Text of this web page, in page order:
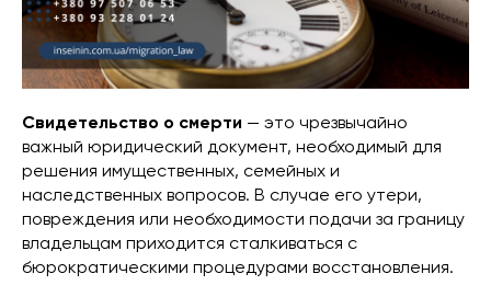
Свидетельство о смерти — это чрезвычайно
важный юридический документ, необходимый для
решения имущественных, семейных и
наследственных вопросов. В случае его утери,
повреждения или необходимости подачи за границу
владельцам приходится сталкиваться с
бюрократическими процедурами восстановления.